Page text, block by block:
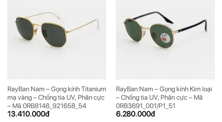
RayBan Nam – Gọng kính Titanium
mạ vàng – Chống tia UV, Phân cực
– Mã 0RB8148_921658_54
13.410.000đ
RayBan Nam – Gọng kính Kim loại
– Chống tia UV, Phân cực – Mã
0RB3691_001/P1_51
6.280.000đ